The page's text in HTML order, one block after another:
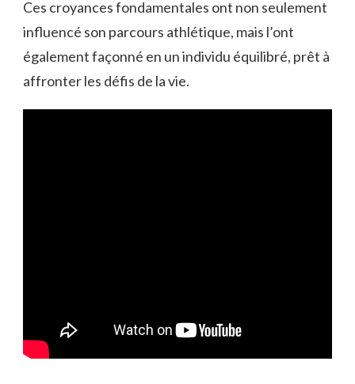
Ces croyances fondamentales ont non seulement
influencé son parcours athlétique, mais l’ont
également façonné en un individu équilibré, prêt à
affronter les défis de la vie.